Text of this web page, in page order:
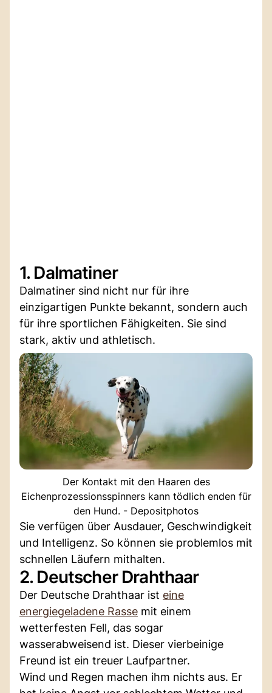
1. Dalmatiner
Dalmatiner sind nicht nur für ihre
einzigartigen Punkte bekannt, sondern auch
für ihre sportlichen Fähigkeiten. Sie sind
stark, aktiv und athletisch.
Der Kontakt mit den Haaren des
Eichenprozessionsspinners kann tödlich enden für
den Hund. - Depositphotos
Sie verfügen über Ausdauer, Geschwindigkeit
und Intelligenz. So können sie problemlos mit
schnellen Läufern mithalten.
2. Deutscher Drahthaar
Der Deutsche Drahthaar ist eine
energiegeladene Rasse mit einem
wetterfesten Fell, das sogar
wasserabweisend ist. Dieser vierbeinige
Freund ist ein treuer Laufpartner.
Wind und Regen machen ihm nichts aus. Er